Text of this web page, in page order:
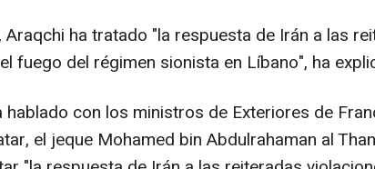
ha tratado "la respuesta de Irán a las
fuego del régimen sionista en Líbano", ha
hablado con los ministros de Exteriores de
el jeque Mohamed bin Abdulrahaman al